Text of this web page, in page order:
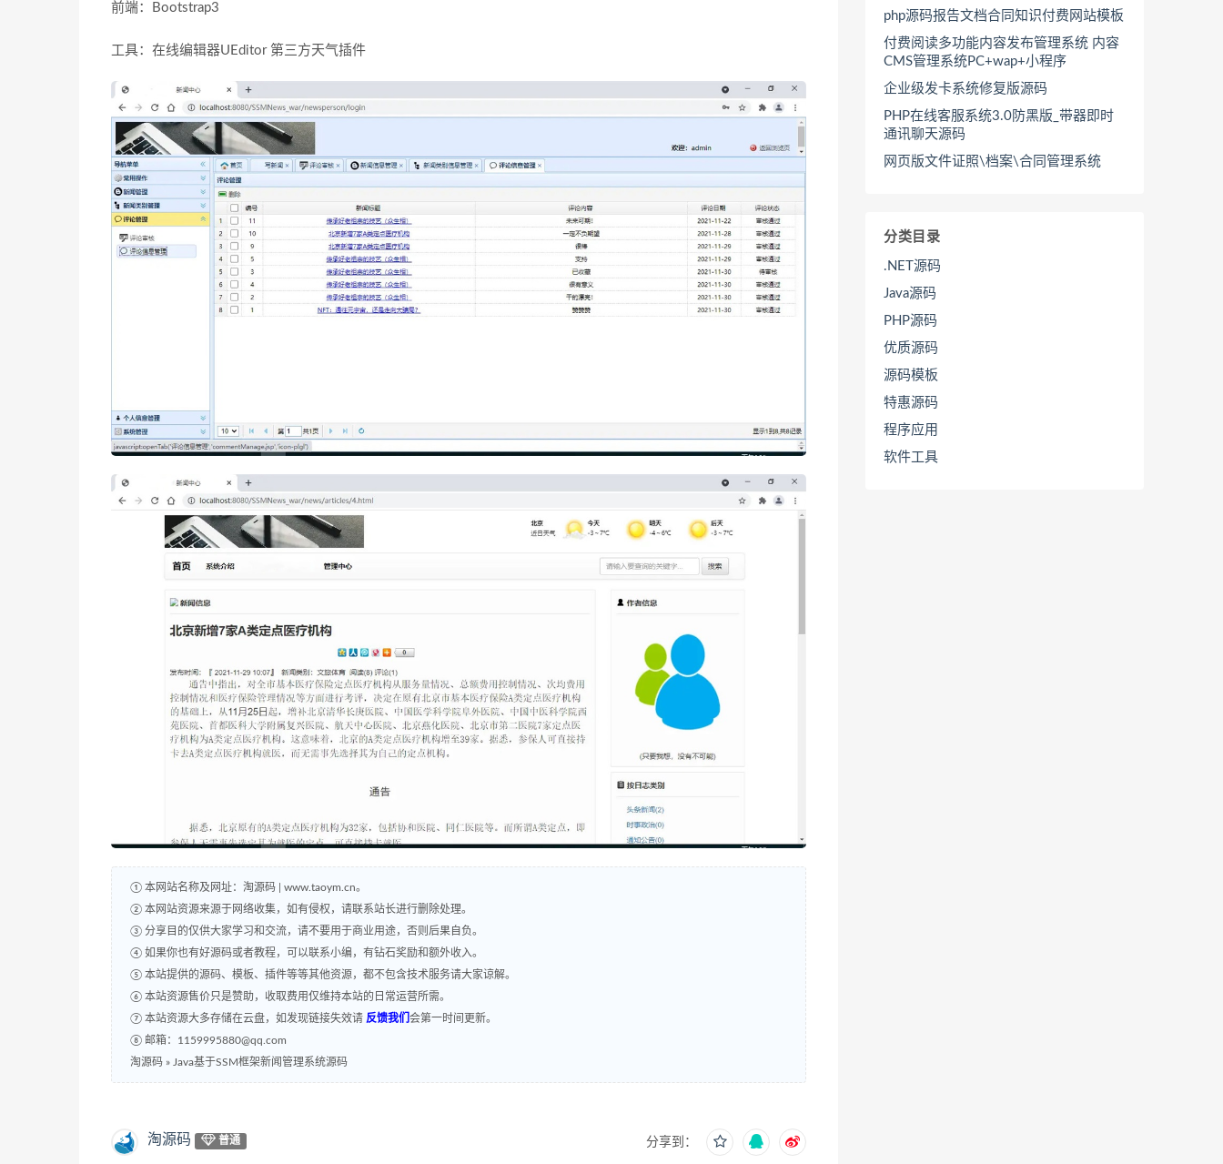
前端：Bootstrap3
工具：在线编辑器UEditor 第三方天气插件
① 本网站名称及网址：淘源码 | www.taoym.cn。
② 本网站资源来源于网络收集，如有侵权，请联系站长进行删除处理。
③ 分享目的仅供大家学习和交流，请不要用于商业用途，否则后果自负。
④ 如果你也有好源码或者教程，可以联系小编，有钻石奖励和额外收入。
⑤ 本站提供的源码、模板、插件等等其他资源，都不包含技术服务请大家谅解。
⑥ 本站资源售价只是赞助，收取费用仅维持本站的日常运营所需。
⑦ 本站资源大多存储在云盘，如发现链接失效请 反馈我们 会第一时间更新。
⑧ 邮箱：1159995880@qq.com
淘源码 » Java基于SSM框架新闻管理系统源码
淘源码 普通 分享到：
php源码报告文档合同知识付费网站模板
付费阅读多功能内容发布管理系统 内容
CMS管理系统PC+wap+小程序
企业级发卡系统修复版源码
PHP在线客服系统3.0防黑版_带器即时
通讯聊天源码
网页版文件证照\档案\合同管理系统
分类目录
.NET源码
Java源码
PHP源码
优质源码
源码模板
特惠源码
程序应用
软件工具